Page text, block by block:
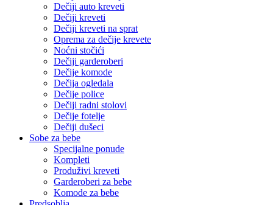
Dečiji auto kreveti
Dečiji kreveti
Dečiji kreveti na sprat
Oprema za dečije krevete
Noćni stočići
Dečiji garderoberi
Dečije komode
Dečija ogledala
Dečije police
Dečiji radni stolovi
Dečije fotelje
Dečiji dušeci
Sobe za bebe
Specijalne ponude
Kompleti
Produživi kreveti
Garderoberi za bebe
Komode za bebe